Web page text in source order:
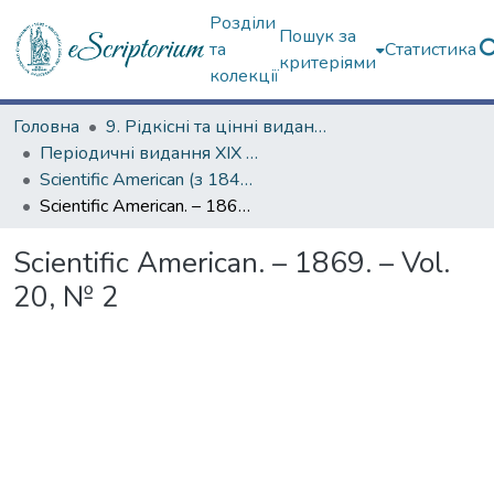
Розділи
та
колекції
Пошук за
критеріями
Статистика
Головна
9. Рідкісні та цінні видання
Періодичні видання ХІХ ст.
Scientific American (з 1845 р.)
Scientific American. – 1869. – Vol. 20, № 2
Scientific American. – 1869. – Vol.
20, № 2